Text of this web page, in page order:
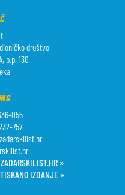
društvo
p.p. 130
055
757
»
IZDANJE »